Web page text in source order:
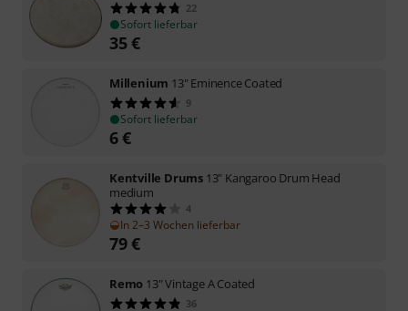
22
Sofort lieferbar
35€
Millenium 13" Eminence Coated
9
Sofort lieferbar
6€
Kentville Drums 13" Kangaroo Drum Head
medium
4
In 2–3 Wochen lieferbar
79€
Remo 13" Vintage A Coated
36